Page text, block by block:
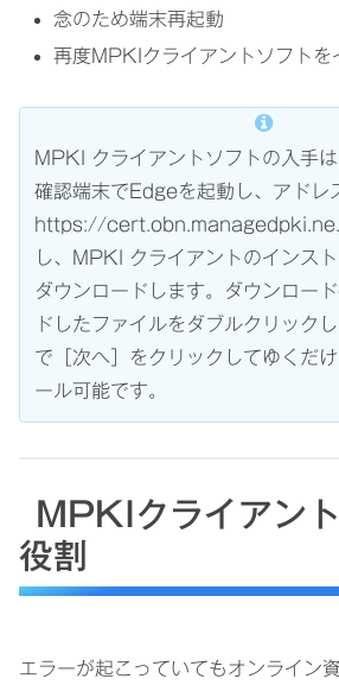
念のため端末再起動
再度MPKIクライアントソフトを
MPKI クライアントソフトの入手
確認端末でEdgeを起動し、アド
https://
し、MPKI クライアントのインス
ダウンロードします。ダウンロー
ドしたファイルをダブルクリック
で［次へ］をクリックしてゆくだ
ール可能です。
MPKIクライアン
役割
エラーが起こっていてもオンライン